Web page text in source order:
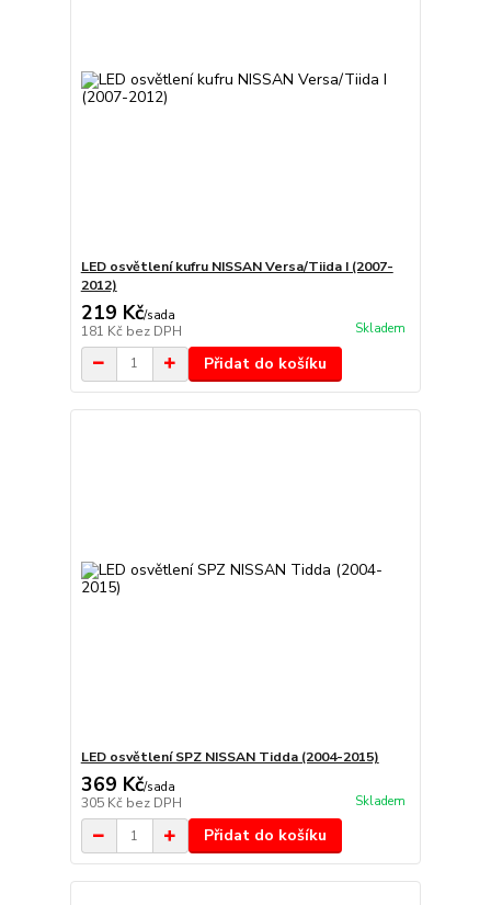
LED osvětlení kufru NISSAN Versa/Tiida I (2007-
2012)
219 Kč/sada
181 Kč bez DPH Skladem
Přidat do košíku
LED osvětlení SPZ NISSAN Tidda (2004-2015)
369 Kč/sada
305 Kč bez DPH Skladem
Přidat do košíku